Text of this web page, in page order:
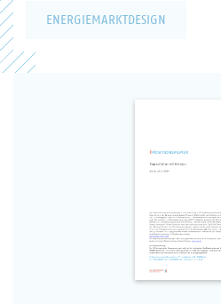
ENERGIEMARKTDESIGN